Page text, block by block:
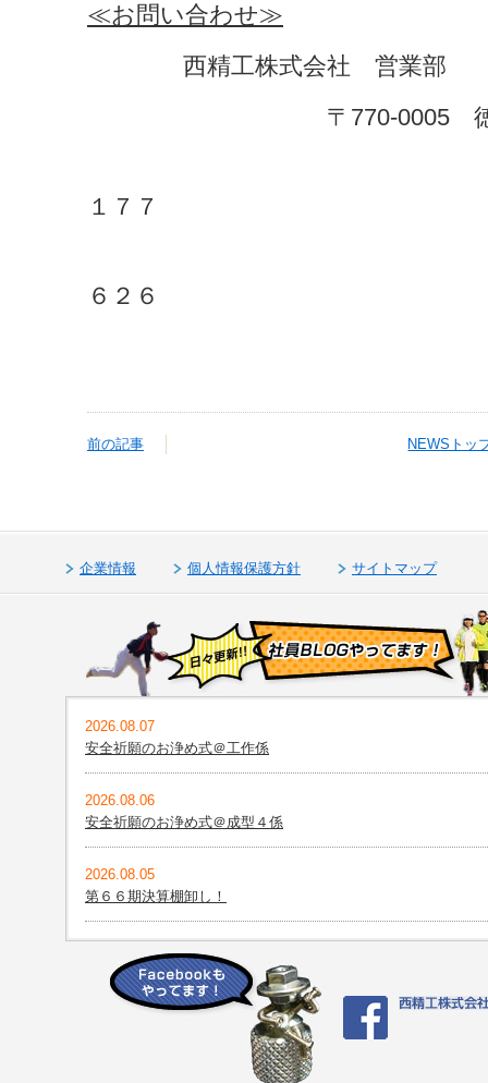
≪お問い合わせ≫
西精工株式会社 営業部
〒770-0005 徳島市南
１７７
６２６
前の記事 NEWSトッ
企業情報 個人情報保護方針 サイトマップ
2026.08.07
安全祈願のお浄め式＠工作係
2026.08.06
安全祈願のお浄め式＠成型４係
2026.08.05
第６６期決算棚卸し！